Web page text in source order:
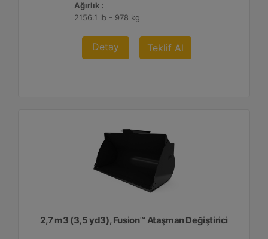
Ağırlık :
2156.1 lb - 978 kg
Detay Teklif Al
2,7 m3 (3,5 yd3), Fusion™ Ataşman Değiştirici